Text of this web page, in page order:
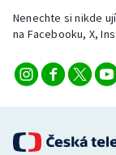
Veslování
Vodní slalom
Volejbal
Ostatní
Nenechte si nikde
na Facebooku, X,